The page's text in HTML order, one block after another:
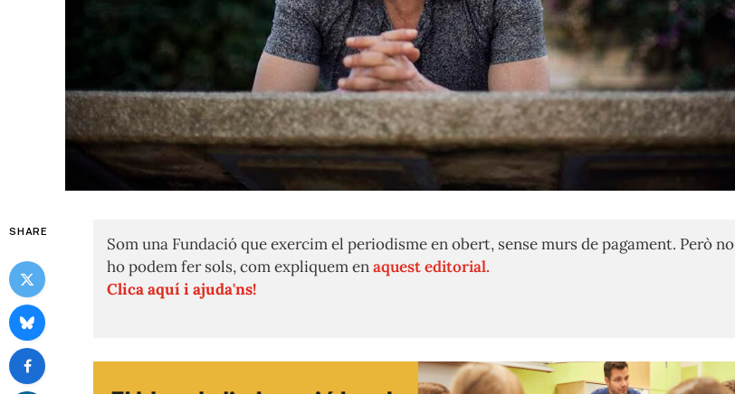
SHARE
Som una Fundació que exercim el periodisme en obert, sense murs de pagament. Però no
ho podem fer sols, com expliquem enaquest editorial.
Clica aquí i ajuda'ns!